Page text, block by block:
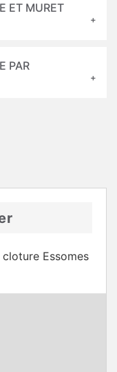
ET MURET
PAR
Essomes